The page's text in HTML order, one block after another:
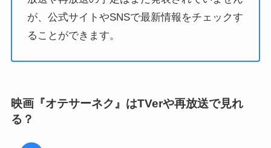
が、公式サイトやSNSで最新情報をチェックす
ることができます。
映画『オテサーネク』はTVerや再放送で見れ
る？